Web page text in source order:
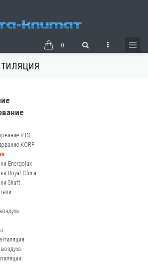
0
VTS
KORF
Energolux
Royal Clima
Shuft